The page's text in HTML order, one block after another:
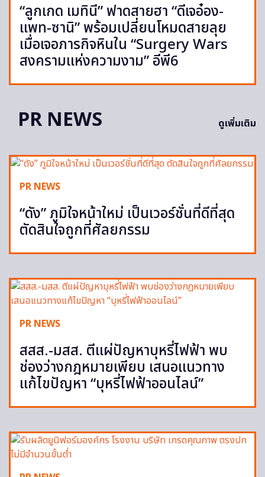
“ลูกเกด เมทินี” ฟาดสายฮา “ดีเจอ๋อง-
แพท-ซานิ” พร้อมเปลี่ยนโหมดสายลุย
เมื่อเจอภารกิจหินใน “Surgery Wars
สงครามแห่งความงาม” อีพี6
PR NEWS ดูเพิ่มเติม
PR NEWS
“ดัง” ภูมิใจหน้าใหม่ เป็นเวอร์ชั่นที่ดีที่สุด
ตัดสินใจถูกที่ศัลยกรรม
PR NEWS
สสส.-มสส. ตีแผ่ปัญหาบุหรี่ไฟฟ้า พบ
ช่องว่างกฎหมายเพียบ เสนอแนวทาง
แก้ไขปัญหา “บุหรี่ไฟฟ้าออนไลน์”